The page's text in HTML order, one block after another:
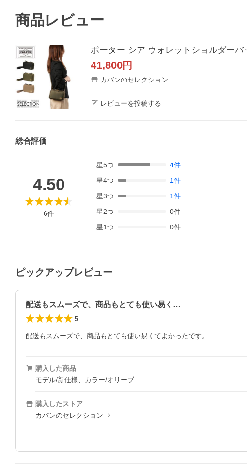
商品レビュー
41,800円
カバンのセレクション
レビューを投稿する
総合評価
4.50
6件
星5つ 4件
星4つ 1件
星3つ 1件
星2つ 0件
星1つ 0件
ピックアップレビュー
配送もスムーズで、商品もとても使い易く…
5
配送もスムーズで、商品もとても使い易くてよかったです。
購入した商品
モデル/新仕様、カラー/オリーブ
購入したストア
カバンのセレクション